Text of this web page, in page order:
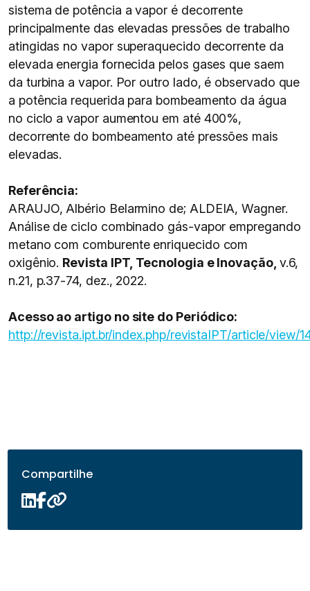
sistema de potência a vapor é decorrente
principalmente das elevadas pressões de trabalho
atingidas no vapor superaquecido decorrente da
elevada energia fornecida pelos gases que saem
da turbina a vapor. Por outro lado, é observado que
a potência requerida para bombeamento da água
no ciclo a vapor aumentou em até 400%,
decorrente do bombeamento até pressões mais
elevadas.
Referência:
ARAUJO, Albério Belarmino de; ALDEIA, Wagner.
Análise de ciclo combinado gás-vapor empregando
metano com comburente enriquecido com
oxigênio. Revista IPT, Tecnologia e Inovação, v.6,
n.21, p.37-74, dez., 2022.
Acesso ao artigo no site do Periódico:
http://revista.ipt.br/index.php/revistaIPT/article/view/
Compartilhe